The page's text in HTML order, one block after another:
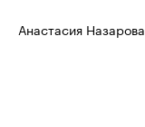
Анастасия Назарова